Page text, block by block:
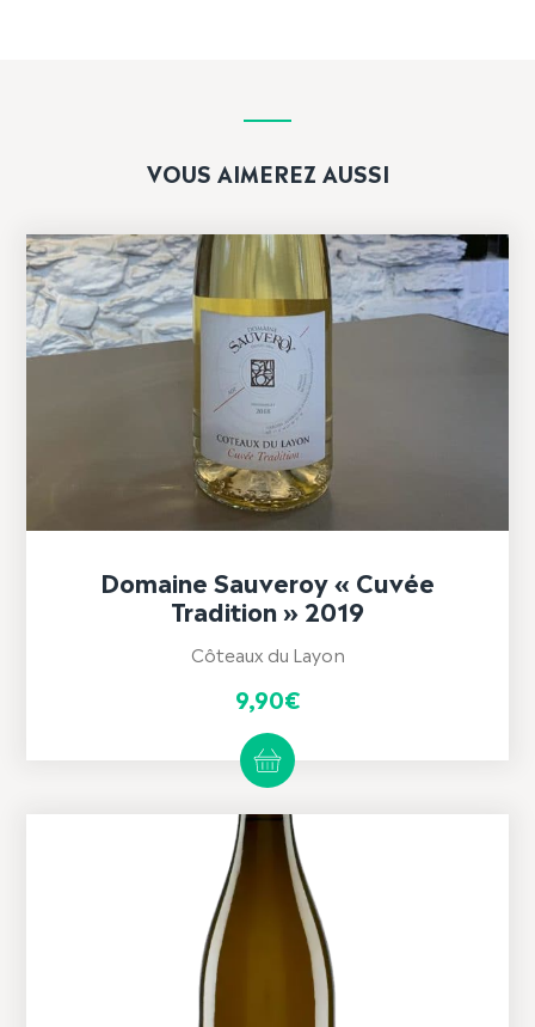
VOUS AIMEREZ AUSSI
Domaine Sauveroy « Cuvée
Tradition » 2019
Côteaux du Layon
9,90€